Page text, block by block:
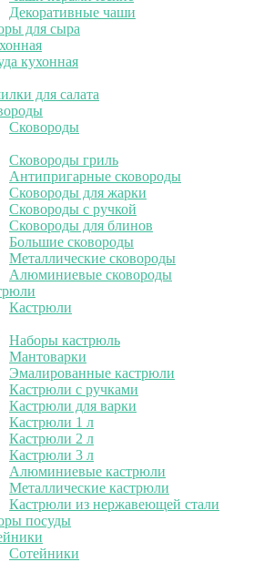
Декоративные чаши
для сыра
кухонная
для салата
Сковороды
Сковороды гриль
Антипригарные сковороды
Сковороды для жарки
Сковороды с ручкой
Сковороды для блинов
Большие сковороды
Металлические сковороды
Алюминиевые сковороды
Кастрюли
Наборы кастрюль
Мантоварки
Эмалированные кастрюли
Кастрюли с ручками
Кастрюли для варки
Кастрюли 1 л
Кастрюли 2 л
Кастрюли 3 л
Алюминиевые кастрюли
Металлические кастрюли
Кастрюли из нержавеющей стали
посуды
Сотейники